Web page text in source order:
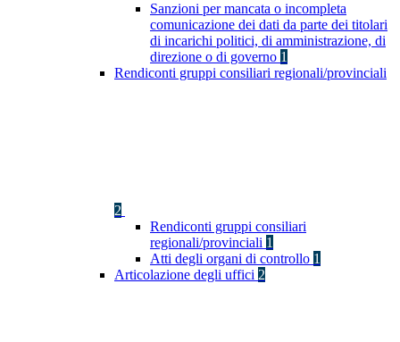
Sanzioni per mancata o incompleta
comunicazione dei dati da parte dei titolari
di incarichi politici, di amministrazione, di
direzione o di governo 1
Rendiconti gruppi consiliari regionali/provinciali
2
Rendiconti gruppi consiliari
regionali/provinciali 1
Atti degli organi di controllo 1
Articolazione degli uffici 2